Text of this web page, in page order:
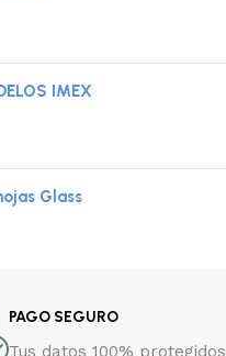
IMEX
Glass
PAGO SEGURO
Tus datos 100% protegidos